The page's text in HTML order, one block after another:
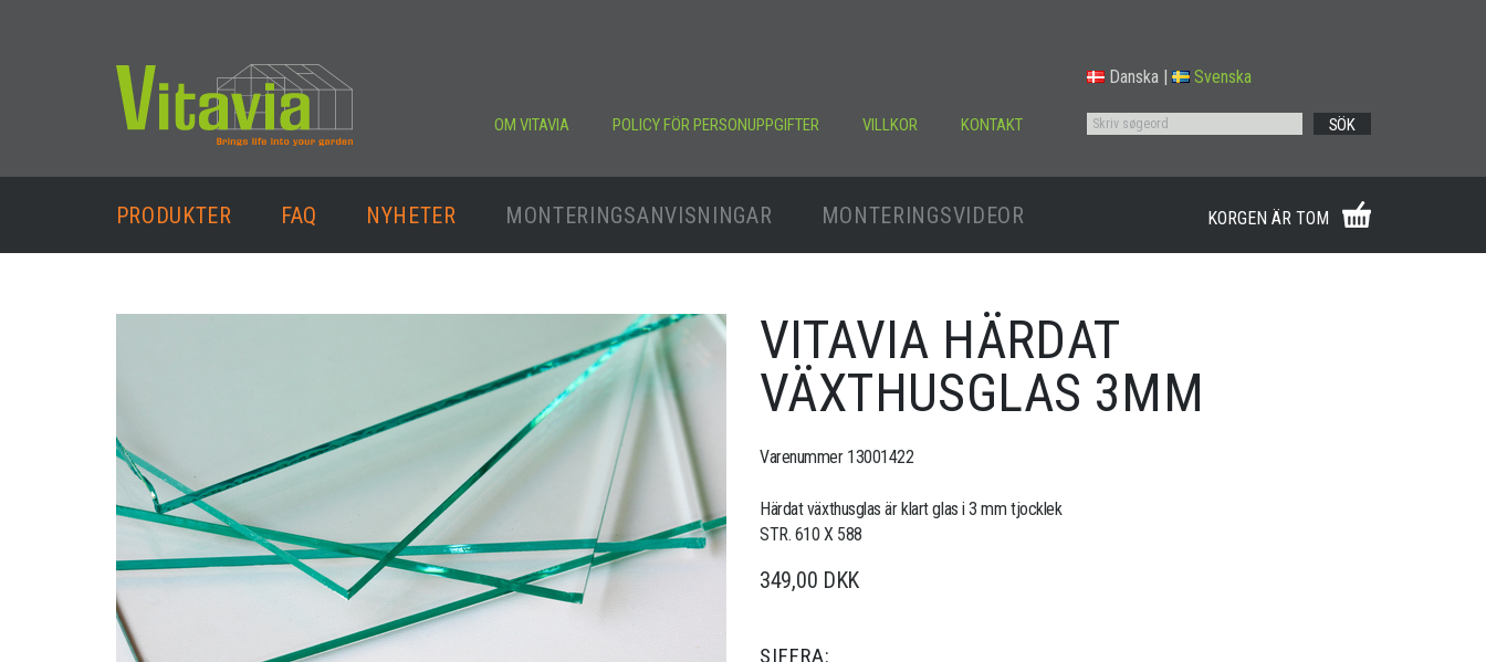
OM VITAVIA POLICY FÖR PERSONUPPGIFTER VILLKOR KONTAKT
Danska | Svenska
SÖK
PRODUKTER FAQ NYHETER MONTERINGSANVISNINGAR MONTERINGSVIDEOR KORGEN ÄR TOM
VITAVIA HÄRDAT
VÄXTHUSGLAS 3MM
Varenummer 13001422
Härdat växthusglas är klart glas i 3 mm tjocklek
STR. 610 X 588
349,00 DKK
SIFFRA: